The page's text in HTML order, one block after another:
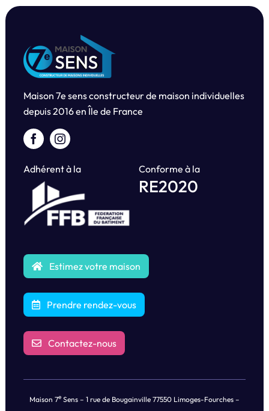
Maison 7e sens constructeur de maison individuelles
depuis2016 en Île de France
Adhérent à la Conforme à la
RE2020
Estimez votre maison
Prendre rendez-vous
Contactez-nous
Maison 7e Sens – 1 rue de Bougainville 77550 Limoges-Fourches –